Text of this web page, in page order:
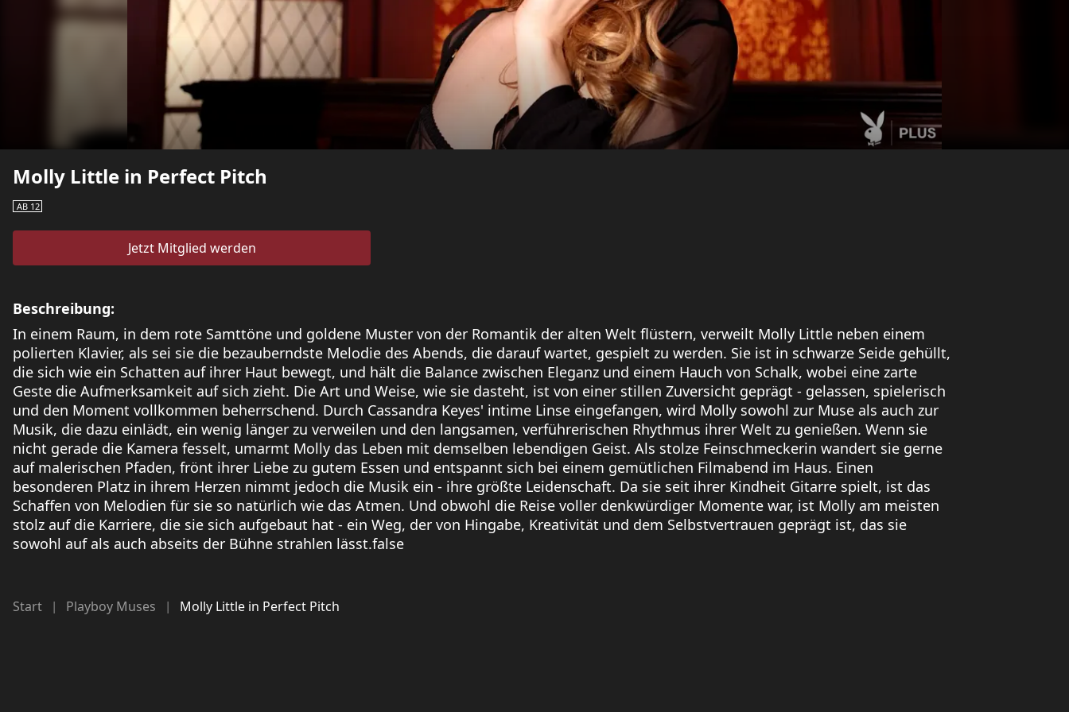
Molly Little in Perfect Pitch
AB 12
Jetzt Mitglied werden
Beschreibung:
In einem Raum, in dem rote Samttöne und goldene Muster von der Romantik der alten Welt flüstern, verweilt Molly Little neben einem
polierten Klavier, als sei sie die bezauberndste Melodie des Abends, die darauf wartet, gespielt zu werden. Sie ist in schwarze Seide gehüllt,
die sich wie ein Schatten auf ihrer Haut bewegt, und hält die Balance zwischen Eleganz und einem Hauch von Schalk, wobei eine zarte
Geste die Aufmerksamkeit auf sich zieht. Die Art und Weise, wie sie dasteht, ist von einer stillen Zuversicht geprägt - gelassen, spielerisch
und den Moment vollkommen beherrschend. Durch Cassandra Keyes' intime Linse eingefangen, wird Molly sowohl zur Muse als auch zur
Musik, die dazu einlädt, ein wenig länger zu verweilen und den langsamen, verführerischen Rhythmus ihrer Welt zu genießen. Wenn sie
nicht gerade die Kamera fesselt, umarmt Molly das Leben mit demselben lebendigen Geist. Als stolze Feinschmeckerin wandert sie gerne
auf malerischen Pfaden, frönt ihrer Liebe zu gutem Essen und entspannt sich bei einem gemütlichen Filmabend im Haus. Einen
besonderen Platz in ihrem Herzen nimmt jedoch die Musik ein - ihre größte Leidenschaft. Da sie seit ihrer Kindheit Gitarre spielt, ist das
Schaffen von Melodien für sie so natürlich wie das Atmen. Und obwohl die Reise voller denkwürdiger Momente war, ist Molly am meisten
stolz auf die Karriere, die sie sich aufgebaut hat - ein Weg, der von Hingabe, Kreativität und dem Selbstvertrauen geprägt ist, das sie
sowohl auf als auch abseits der Bühne strahlen lässt.false
Start | Playboy Muses | Molly Little in Perfect Pitch